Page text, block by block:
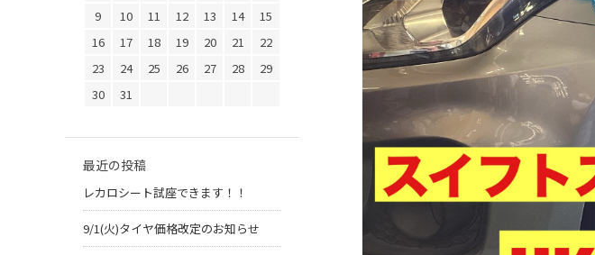
9
10 11 12 13 14
15
16
17 18 19 20 21
22
23
24 25 26 27 28
29
30
31
最近の投稿
レカロシート試座できます！！
9/1(火)タイヤ価格改定のお知らせ